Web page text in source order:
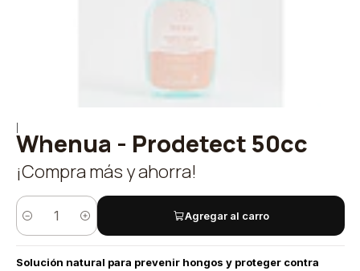
Whenua - Prodetect 50cc
¡Compra más y ahorra!
Cantidad
Agregar al carro
Solución natural para prevenir hongos y proteger contra